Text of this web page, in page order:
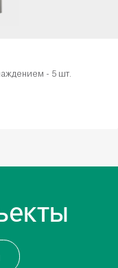
- 5 шт.